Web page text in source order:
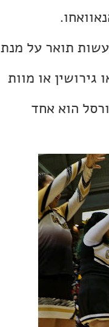
תואר על מנת
או מוות
הוא אחד